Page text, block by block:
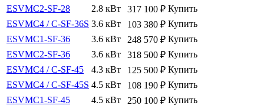
ESVMC2-SF-28
2.8 кВт 317 100 ₽ Купить
ESVMC4 / C-SF-36S 3.6 кВт 103 380 ₽ Купить
ESVMC1-SF-36
3.6 кВт 248 570 ₽ Купить
ESVMC2-SF-36
3.6 кВт 318 500 ₽ Купить
ESVMC4 / С-SF-45
4.3 кВт 125 500 ₽ Купить
ESVMC4 / C-SF-45S 4.5 кВт 108 190 ₽ Купить
ESVMC1-SF-45
4.5 кВт 250 100 ₽ Купить